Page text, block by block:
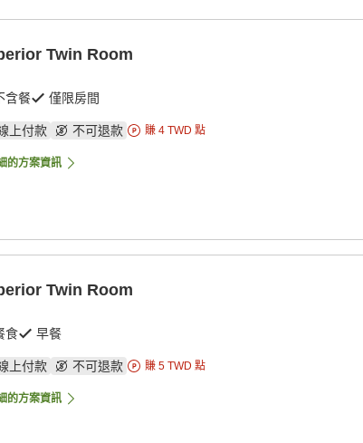
Twin Room
含餐 僅限房間
上付款 不可退款 賺 4 TWD 點
的方案資訊
Twin Room
食 早餐
上付款 不可退款 賺 5 TWD 點
的方案資訊